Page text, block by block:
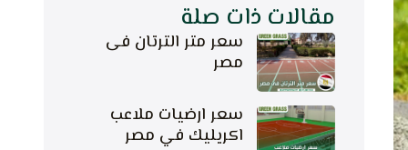
مقالات ذات صلة
سعر متر الترتان فى
مصر
سعر ارضيات ملاعب
اكريليك في مصر